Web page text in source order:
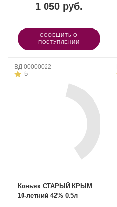
1 050 руб.
СООБЩИТЬ О
ПОСТУПЛЕНИИ
ВД-00000022
5
Коньяк СТАРЫЙ КРЫМ
10-летний 42% 0.5л